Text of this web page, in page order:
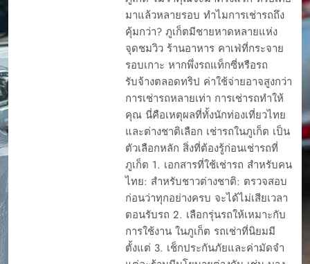
มาแล้วหลายรอบ ทำไมการเช่ารถถึง
คุ้มกว่า? ภูเก็ตมีชายหาดหลายแห่ง
จุดชมวิว ร้านอาหาร คาเฟ่ที่กระจาย
รอบเกาะ หากพึ่งรถแท็กซี่หรือรถ
รับจ้างตลอดทริป ค่าใช้จ่ายอาจสูงกว่า
การเช่ารถหลายเท่า การเช่ารถทำให้
คุณ นี่คือเหตุผลที่ทั้งนักท่องเที่ยวไทย
และต่างชาติเลือก เช่ารถในภูเก็ต เป็น
ตัวเลือกหลัก สิ่งที่ต้องรู้ก่อนเช่ารถที่
ภูเก็ต 1. เอกสารที่ใช้เช่ารถ สำหรับคน
ไทย: สำหรับชาวต่างชาติ: ตรวจสอบ
ก่อนว่าทุกอย่างครบ จะได้ไม่เสียเวลา
ตอนรับรถ 2. เลือกรุ่นรถให้เหมาะกับ
การใช้งาน ในภูเก็ต รถเช่าที่นิยมมี
ตั้งแต่ 3. เช็กประกันภัยและค่ามัดจำ